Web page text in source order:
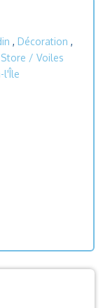
,Décoration ,
Store / Voiles
l'Île